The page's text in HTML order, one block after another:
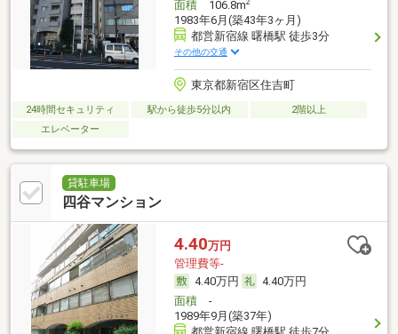
面積106.8m
1983年6月(築43年3ヶ月)
都営新宿線 曙橋駅 徒歩3分
その他の交通
東京都新宿区住吉町
24時間セキュリティ 駅から徒歩5分以内
2階以上
エレベーター
貸駐車場
四谷マンション
4.40万円
管理費等-
4.40万円
4.40万円
面積-
1989年9月(築37年)